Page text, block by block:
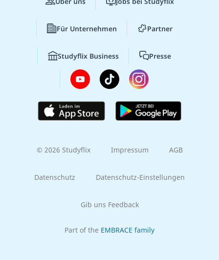
Für Unternehmen Partner
Studyflix Business Presse
© 2026 Studyflix Impressum AGB
Datenschutz Datenschutz-Einstellungen
Gib uns Feedback
Part of the EMBRACE family